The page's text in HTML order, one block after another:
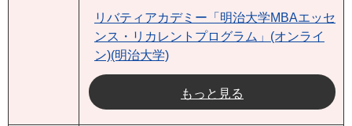
リバティアカデミー「明治大学MBAエッセ
ンス・リカレントプログラム」(オンライ
ン)(明治大学)
もっと見る